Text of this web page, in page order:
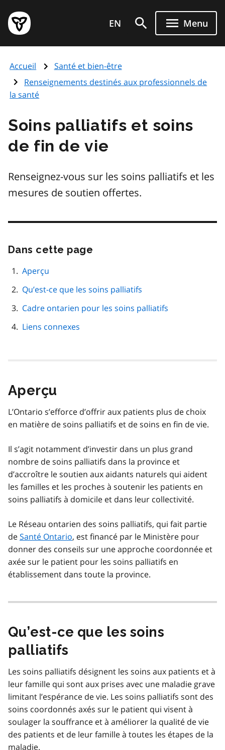
au
contenu
principal
Page
d'accueil
de
l'Ontario
EN Menu
Accueil
Santé et bien-être
Renseignements destinés aux professionnels de
la santé
Soins palliatifs et soins
de fin de vie
Renseignez-vous sur les soins palliatifs et les
mesures de soutien offertes.
Dans cette page
page
Aperçu
Qu’est-ce que les soins palliatifs
Cadre ontarien pour les soins palliatifs
Liens connexes
Aperçu
L’Ontario s’efforce d’offrir aux patients plus de choix
en matière de soins palliatifs et de soins en fin de vie.
Il s’agit notamment d’investir dans un plus grand
nombre de soins palliatifs dans la province et
d’accroître le soutien aux aidants naturels qui aident
les familles et les proches à soutenir les patients en
soins palliatifs à domicile et dans leur collectivité.
Le Réseau ontarien des soins palliatifs, qui fait partie
deSanté Ontario, est financé par le Ministère pour
donner des conseils sur une approche coordonnée et
axée sur le patient pour les soins palliatifs en
établissement dans toute la province.
Qu’est-ce que les soins
palliatifs
Les soins palliatifs désignent les soins aux patients et à
leur famille qui sont aux prises avec une maladie grave
limitant l’espérance de vie. Les soins palliatifs sont des
soins coordonnés axés sur le patient qui visent à
soulager la souffrance et à améliorer la qualité de vie
des patients et de leur famille à toutes les étapes de la
maladie.